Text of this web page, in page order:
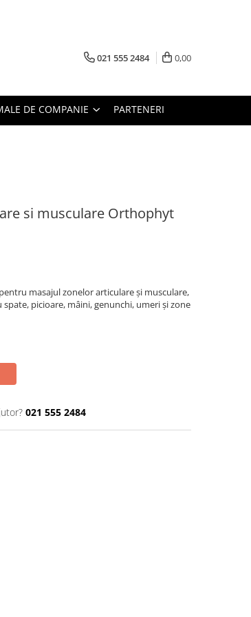
021 555 2484 0,00
DE COMPANIE PARTENERI
si musculare Orthophyt
masajul zonelor articulare și musculare,
picioare, mâini, genunchi, umeri și zone
021 555 2484